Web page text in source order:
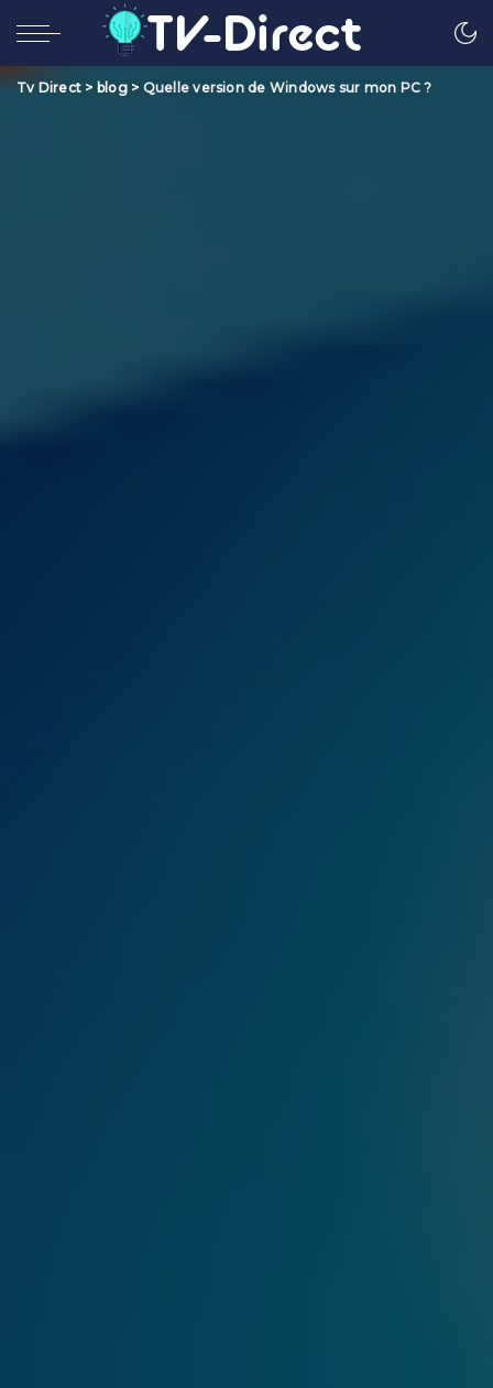
Tv Direct > blog> Quelle version de Windows sur mon PC ?